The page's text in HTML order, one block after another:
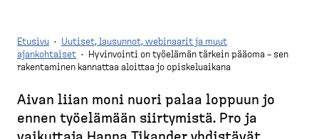
u
r
u
Etusivu ·
Uutiset, lausunnot, webinaarit ja muut
ajankohtaiset ·
Hyvinvointi on työelämän tärkein pääoma – sen
rakentaminen kannattaa aloittaa jo opiskeluaikana
Aivan liian moni nuori palaa loppuun jo
ennen työelämään siirtymistä. Pro ja